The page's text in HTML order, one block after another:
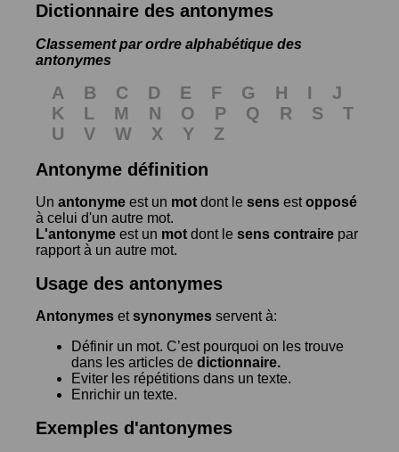
Dictionnaire des antonymes
Classement par ordre alphabétique des
antonymes
A B C D E F G H I
J
K
L M N O P Q R S
T
U
V W X Y
Z
Antonyme définition
Un antonyme est un mot dont le sens estopposé
à celui d'un autre mot.
L'antonyme est un mot dont le sens contraire par
rapport à un autre mot.
Usage des antonymes
Antonymes etsynonymes servent à:
Définir un mot. C’est pourquoi on les trouve
dans les articles de dictionnaire.
Eviter les répétitions dans un texte.
Enrichir un texte.
Exemples d'antonymes